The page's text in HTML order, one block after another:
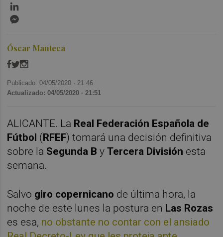
Óscar Manteca
Publicado: 04/05/2020 · 21:46
Actualizado: 04/05/2020 · 21:51
ALICANTE. La Real Federación Española de
Fútbol ( RFEF) tomará una decisión definitiva
sobre la Segunda By Tercera División esta
semana.
Salvo giro copernicano de última hora, la
noche de este lunes la postura en Las Rozas
es esa, no obstante no contar con el ansiado